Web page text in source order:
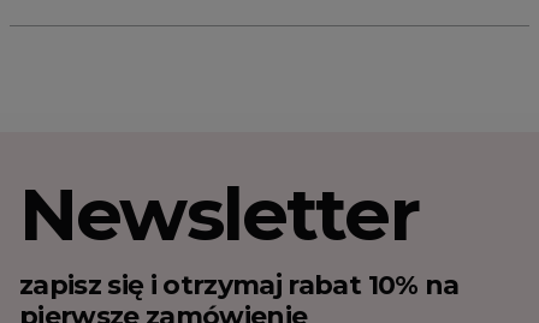
Newsletter
zapisz się i otrzymaj rabat 10% na